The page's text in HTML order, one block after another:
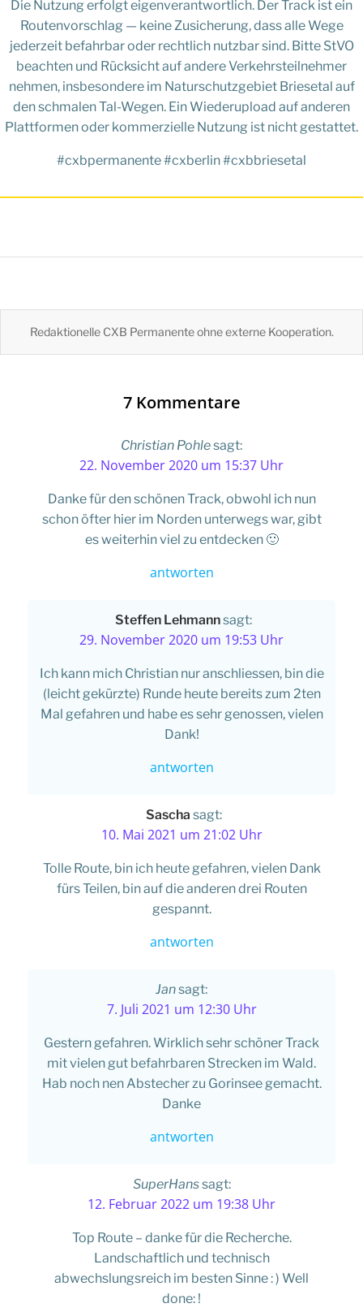
Die Nutzung erfolgt eigenverantwortlich. Der Track ist ein
Routenvorschlag — keine Zusicherung, dass alle Wege
jederzeit befahrbar oder rechtlich nutzbar sind. Bitte StVO
beachten und Rücksicht auf andere Verkehrsteilnehmer
nehmen, insbesondere im Naturschutzgebiet Briesetal auf
den schmalen Tal-Wegen. Ein Wiederupload auf anderen
Plattformen oder kommerzielle Nutzung ist nicht gestattet.
#cxbpermanente #cxberlin #cxbbriesetal
Redaktionelle CXB Permanente ohne externe Kooperation.
7 Kommentare
Christian Pohlesagt:
22. November 2020 um 15:37 Uhr
Danke für den schönen Track, obwohl ich nun
schon öfter hier im Norden unterwegs war, gibt
es weiterhin viel zu entdecken 🙂
antworten
Steffen Lehmannsagt:
29. November 2020 um 19:53 Uhr
Ich kann mich Christian nur anschliessen, bin die
(leicht gekürzte) Runde heute bereits zum 2ten
Mal gefahren und habe es sehr genossen, vielen
Dank!
antworten
Sascha sagt:
10. Mai 2021 um 21:02 Uhr
Tolle Route, bin ich heute gefahren, vielen Dank
fürs Teilen, bin auf die anderen drei Routen
gespannt.
antworten
Jansagt:
7. Juli 2021 um 12:30 Uhr
Gestern gefahren. Wirklich sehr schöner Track
mit vielen gut befahrbaren Strecken im Wald.
Hab noch nen Abstecher zu Gorinsee gemacht.
Danke
antworten
SuperHanssagt:
12. Februar 2022 um 19:38 Uhr
Top Route – danke für die Recherche.
Landschaftlich und technisch
abwechslungsreich im besten Sinne : ) Well
done: !